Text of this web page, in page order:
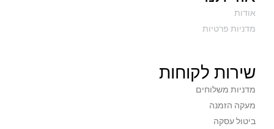
אודות
מדניות פרטיות
שירות לקוחות
מדניות משלוחים
מעקה הזמנה
ביטול עסקה